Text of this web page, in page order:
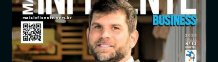
Revistas
Jornais